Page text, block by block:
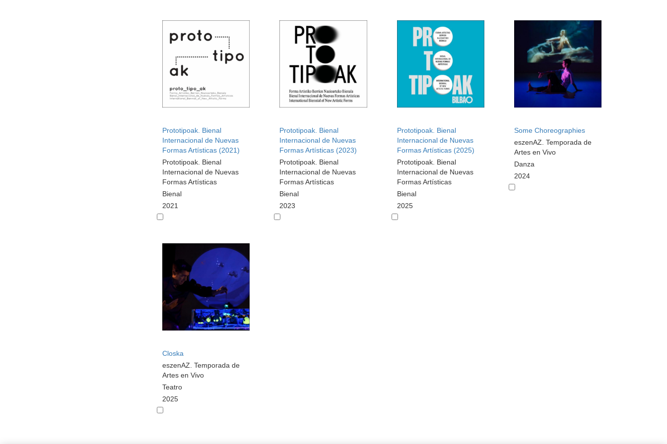
Prototipoak. Bienal
Internacional de Nuevas
Formas Artísticas (2021)
Prototipoak. Bienal
Internacional de Nuevas
Formas Artísticas
Bienal
2021
Prototipoak. Bienal
Internacional de Nuevas
Formas Artísticas (2023)
Prototipoak. Bienal
Internacional de Nuevas
Formas Artísticas
Bienal
2023
Prototipoak. Bienal
Internacional de Nuevas
Formas Artísticas (2025)
Prototipoak. Bienal
Internacional de Nuevas
Formas Artísticas
Bienal
2025
Some Choreographies
eszenAZ. Temporada de
Artes en Vivo
Danza
2024
Closka
eszenAZ. Temporada de
Artes en Vivo
Teatro
2025